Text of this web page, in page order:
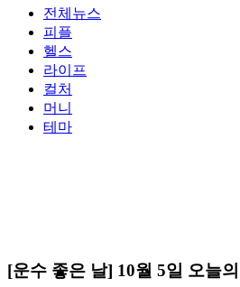
전체뉴스
피플
헬스
라이프
컬처
머니
테마
[운수 좋은 날] 10월 5일 오늘